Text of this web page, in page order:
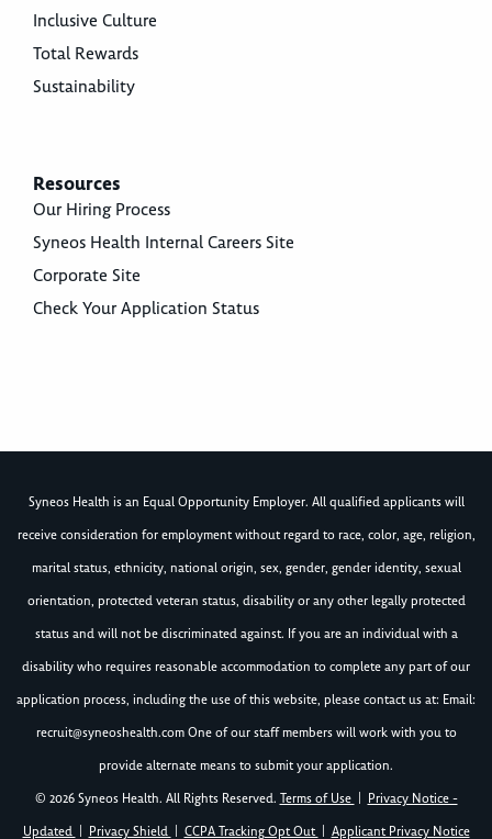
Inclusive Culture
Total Rewards
Sustainability
Resources
Our Hiring Process
Syneos Health Internal Careers Site
Corporate Site
Check Your Application Status
Syneos Health is an Equal Opportunity Employer. All qualified applicants will
receive consideration for employment without regard to race, color, age, religion,
marital status, ethnicity, national origin, sex, gender, gender identity, sexual
orientation, protected veteran status, disability or any other legally protected
status and will not be discriminated against. If you are an individual with a
disability who requires reasonable accommodation to complete any part of our
application process, including the use of this website, please contact us at: Email:
recruit@syneoshealth.comOne of our staff members will work with you to
provide alternate means to submit your application.
© 2026 Syneos Health. All Rights Reserved. Terms of Use
Privacy Notice -
Updated
Privacy Shield CCPA Tracking Opt Out Applicant Privacy Notice